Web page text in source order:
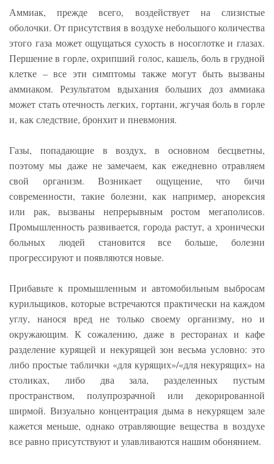
Аммиак, прежде всего, воздействует на слизистые
оболочки. От присутствия в воздухе небольшого количества
этого газа может ощущаться сухость в носоглотке и глазах.
Першение в горле, охрипший голос, кашель, боль в грудной
клетке – все эти симптомы также могут быть вызваны
аммиаком. Результатом вдыхания больших доз аммиака
может стать отечность легких, гортани, жгучая боль в горле
и, как следствие, бронхит и пневмония.
Газы, попадающие в воздух, в основном бесцветны,
поэтому мы даже не замечаем, как ежедневно отравляем
свой организм. Возникает ощущение, что бичи
современности, такие болезни, как например, анорексия
или рак, вызваны непрерывным ростом мегаполисов.
Промышленность развивается, города растут, а хронически
больных людей становится все больше, болезни
прогрессируют и появляются новые.
Прибавьте к промышленным и автомобильным выбросам
курильщиков, которые встречаются практически на каждом
углу, нанося вред не только своему организму, но и
окружающим. К сожалению, даже в ресторанах и кафе
разделение курящей и некурящей зон весьма условно: это
либо простые таблички «для курящих»/«для некурящих» на
столиках, либо два зала, разделенных пустым
пространством, полупрозрачной или декорированной
ширмой. Визуально концентрация дыма в некурящем зале
кажется меньше, однако отравляющие вещества в воздухе
все равно присутствуют и улавливаются нашим обонянием.